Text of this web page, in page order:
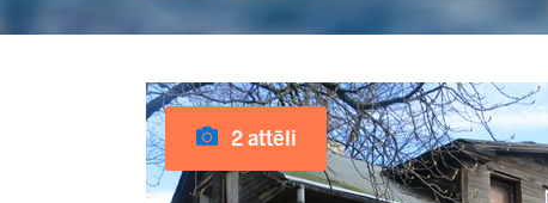
2 attēli